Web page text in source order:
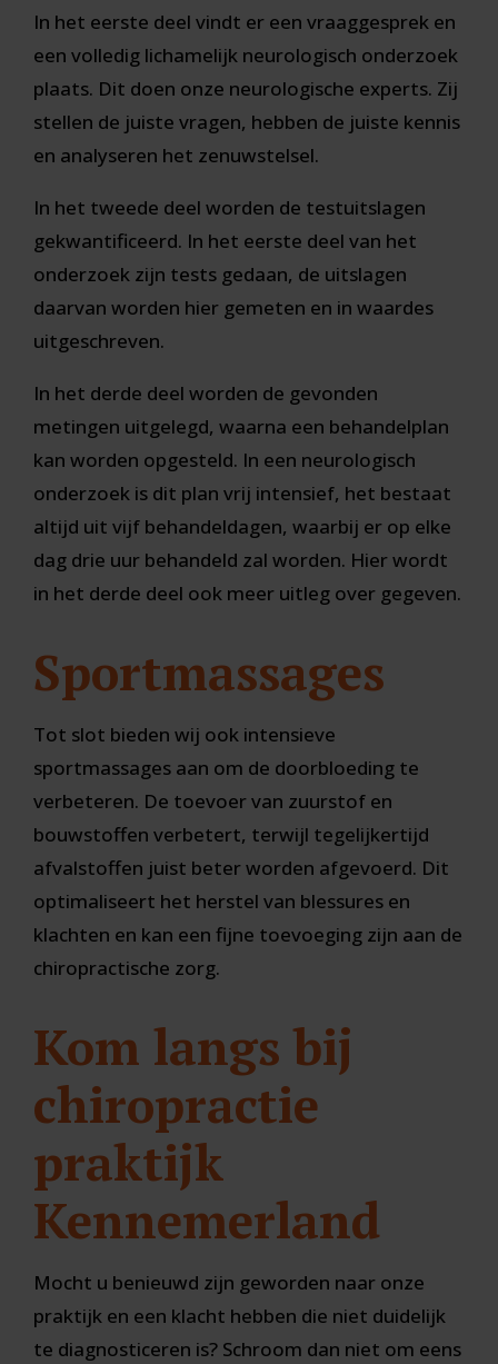
In het eerste deel vindt er een vraaggesprek en
een volledig lichamelijk neurologisch onderzoek
plaats. Dit doen onze neurologische experts. Zij
stellen de juiste vragen, hebben de juiste kennis
en analyseren het zenuwstelsel.
In het tweede deel worden de testuitslagen
gekwantificeerd. In het eerste deel van het
onderzoek zijn tests gedaan, de uitslagen
daarvan worden hier gemeten en in waardes
uitgeschreven.
In het derde deel worden de gevonden
metingen uitgelegd, waarna een behandelplan
kan worden opgesteld. In een neurologisch
onderzoek is dit plan vrij intensief, het bestaat
altijd uit vijf behandeldagen, waarbij er op elke
dag drie uur behandeld zal worden. Hier wordt
in het derde deel ook meer uitleg over gegeven.
Sportmassages
Tot slot bieden wij ook intensieve
sportmassages aan om de doorbloeding te
verbeteren. De toevoer van zuurstof en
bouwstoffen verbetert, terwijl tegelijkertijd
afvalstoffen juist beter worden afgevoerd. Dit
optimaliseert het herstel van blessures en
klachten en kan een fijne toevoeging zijn aan de
chiropractische zorg.
Kom langs bij
chiropractie
praktijk
Kennemerland
Mocht u benieuwd zijn geworden naar onze
praktijk en een klacht hebben die niet duidelijk
te diagnosticeren is? Schroom dan niet om eens